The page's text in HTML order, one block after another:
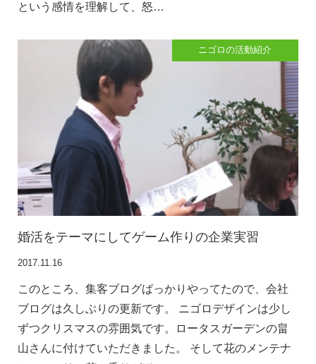
という感情を理解して、怒…
婚活をテーマにしてゲーム作りの企業実習
ニゴロの活動紹介
2017.11.16
このところ、集客ブログばっかりやってたので、会社
ブログは久しぶりの更新です。 ニゴロデザインは少し
ずつクリスマスの雰囲気です。ロータスガーデンの畠
山さんに付けていただきました。 そして花のメンテナ